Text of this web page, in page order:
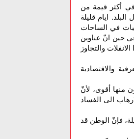
أكثر قيمة من
ايام قليلة
في الساحات
حين انّ عناوين
والتجاوز
والاقتصادية
منها أقوى، لأنّ
الى الفساد
فإنّ الوطن قد